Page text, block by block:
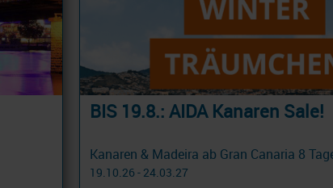
BIS 19.8.: AIDA Kanaren Sale!
19.10.26 - 24.03.27